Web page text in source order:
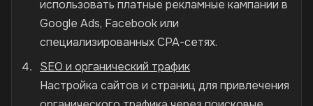
использовать платные рекламные кампании в
Google Ads, Facebook или
специализированных CPA-сетях.
SEO и органический трафик
Настройка сайтов и страниц для привлечения